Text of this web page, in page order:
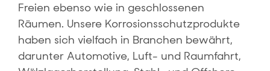
Freien ebenso wie in geschlossenen
Räumen. Unsere Korrosionsschutzprodukte
haben sich vielfach in Branchen bewährt,
darunter Automotive, Luft- und Raumfahrt,